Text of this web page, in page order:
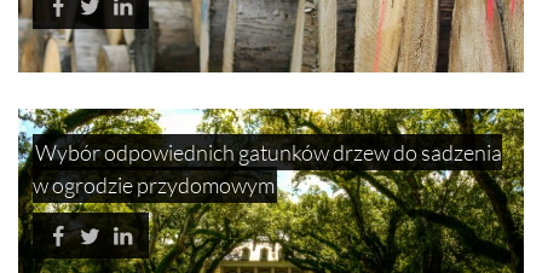
Wybór odpowiednich gatunków drzew do sadzenia
w ogrodzie przydomowym